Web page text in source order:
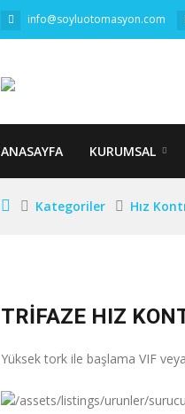
info@soyluotomasyon.com
ANASAYFA KURUMSAL
Kategoriler Hız
TRİFAZE HIZ
Yüksek tork ile başlama VIF